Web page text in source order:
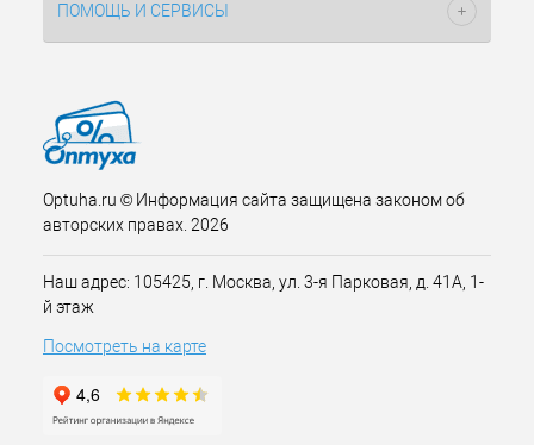
ПОМОЩЬ И СЕРВИСЫ
Optuha.ru © Информация сайта защищена законом об
авторских правах. 2026
Наш адрес: 105425, г. Москва, ул. 3-я Парковая, д. 41А, 1-
й этаж
Посмотреть на карте